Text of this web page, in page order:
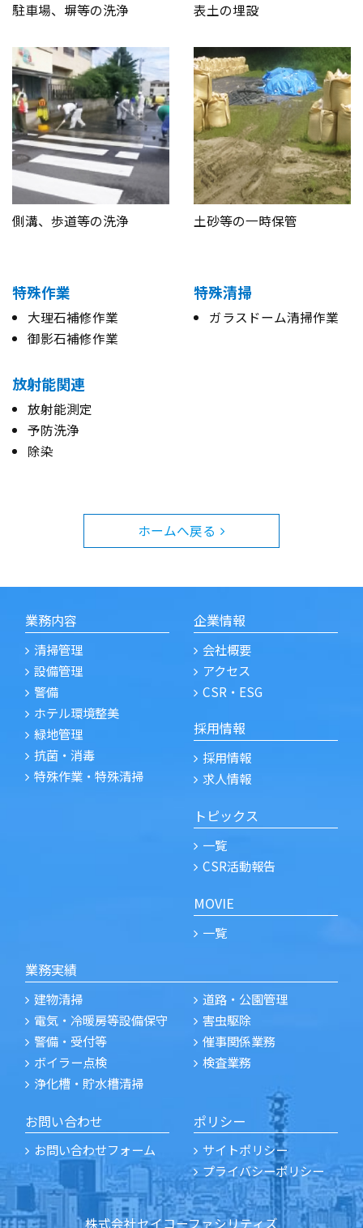
駐車場、塀等の洗浄 表土の埋設
側溝、歩道等の洗浄 土砂等の一時保管
特殊作業
大理石補修作業
御影石補修作業
特殊清掃
ガラスドーム清掃作業
放射能関連
放射能測定
予防洗浄
除染
ホームへ戻る
業務内容
清掃管理
設備管理
警備
ホテル環境整美
緑地管理
抗菌・消毒
特殊作業・特殊清掃
企業情報
会社概要
アクセス
CSR・ESG
採用情報
採用情報
求人情報
トピックス
一覧
CSR活動報告
MOVIE
一覧
業務実績
建物清掃
電気・冷暖房等設備保守
警備・受付等
ボイラー点検
浄化槽・貯水槽清掃
道路・公園管理
害虫駆除
催事関係業務
検査業務
お問い合わせ
お問い合わせフォーム
ポリシー
サイトポリシー
プライバシーポリシー
株式会社セイコーファシリティズ